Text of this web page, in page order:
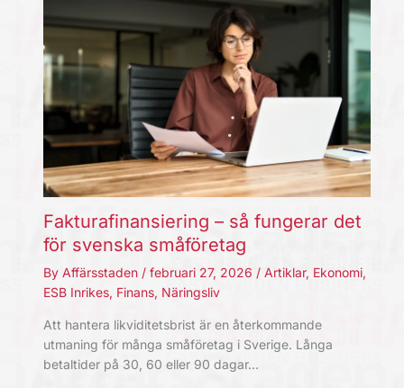
Fakturafinansiering – så fungerar det
för svenska småföretag
By Affärsstaden / februari 27, 2026 / Artiklar, Ekonomi,
ESB Inrikes, Finans, Näringsliv
Att hantera likviditetsbrist är en återkommande
utmaning för många småföretag i Sverige. Långa
betaltider på 30, 60 eller 90 dagar…